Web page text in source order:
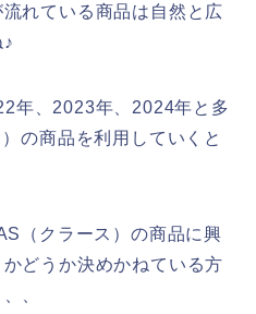
れている商品は自然と広
年、2023年、2024年と多
の商品を利用していくと
（クラース）の商品に興
どうか決めかねている方
、